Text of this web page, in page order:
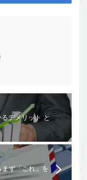
デメリット と
ず「これ」を